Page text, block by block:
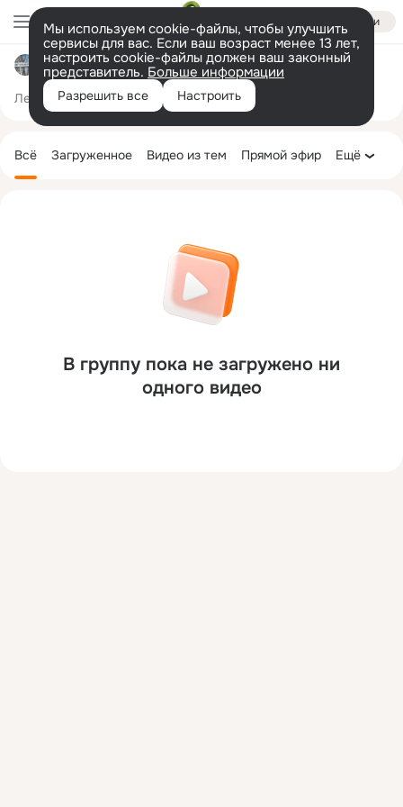
Войти
Мы используем cookie-файлы, чтобы улучшить
сервисы для вас. Если ваш возраст менее 13 лет,
настроить cookie-файлы должен ваш законный
представитель. Больше информации
Разрешить все Настроить
Пограничный без посредников
Лента Участники 1.6K Товары 2 Темы
В группу пока не загружено ни
одного видео
колонка
Всё Загруженное Видео из тем Прямой эфир Ещё